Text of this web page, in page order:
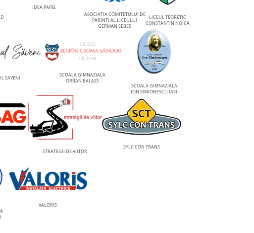
IDEA PAPEL
ASOCIATIA COMITETULUI DE
PARINTI AL LICEULUI
GERMAN SEBES
LICEUL TEORETIC
CONSTANTIN NOICA
SAVENI
SCOALA GIMNAZIALA
ORBAN BALAZS
SCOALA GIMNAZIALA
ION SIMIONESCU IASI
STRATEGII DE VIITOR
SYLC CON TRANS
VALORIS